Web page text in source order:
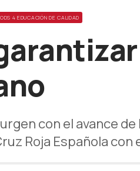
ODS 4 EDUCACIÓN DE CALIDAD
con el avance
Roja Española